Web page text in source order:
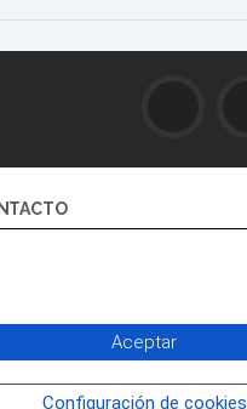
fmc@aytosagunto.es
+34 96 265 58 72
Aceptar
Configuración de cookies